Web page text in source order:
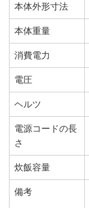
本体外形寸法
本体重量
消費電力
電圧
ヘルツ
電源コードの長
さ
炊飯容量
備考